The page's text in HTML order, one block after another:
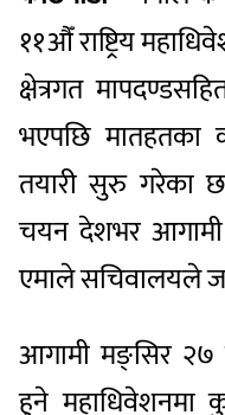
११औँ राष्ट्रिय
क्षेत्रगत
भएपछि
तयारी सुरु गरेका
चयन देशभर
एमाले सचिवालयले
आगामी मङ्सिर २७
हुने महाधिवेशनमा